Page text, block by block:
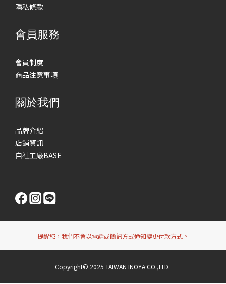
隱私條款
會員服務
會員制度
商品注意事項
關於我們
品牌介紹
店鋪資訊
自社工廠BASE
提醒您，我們不會以電話或簡訊方式通知變更付款方式。
Copyright© 2025 TAIWAN INOYA CO.,LTD.